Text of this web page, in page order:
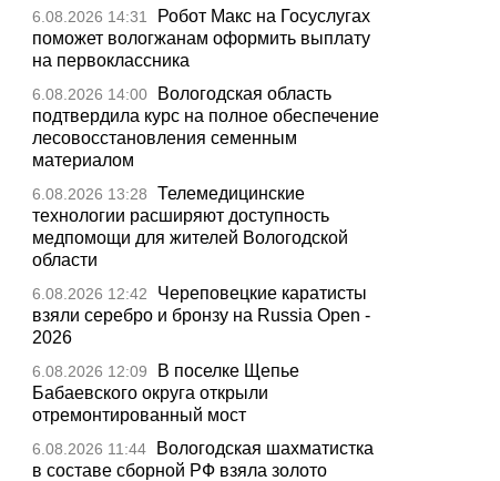
6.08.2026 14:31
Робот Макс на Госуслугах
поможет вологжанам оформить выплату
на первоклассника
6.08.2026 14:00
Вологодская область
подтвердила курс на полное обеспечение
лесовосстановления семенным
материалом
6.08.2026 13:28
Телемедицинские
технологии расширяют доступность
медпомощи для жителей Вологодской
области
6.08.2026 12:42
Череповецкие каратисты
взяли серебро и бронзу на Russia Open -
2026
6.08.2026 12:09
В поселке Щепье
Бабаевского округа открыли
отремонтированный мост
6.08.2026 11:44
Вологодская шахматистка
в составе сборной РФ взяла золото